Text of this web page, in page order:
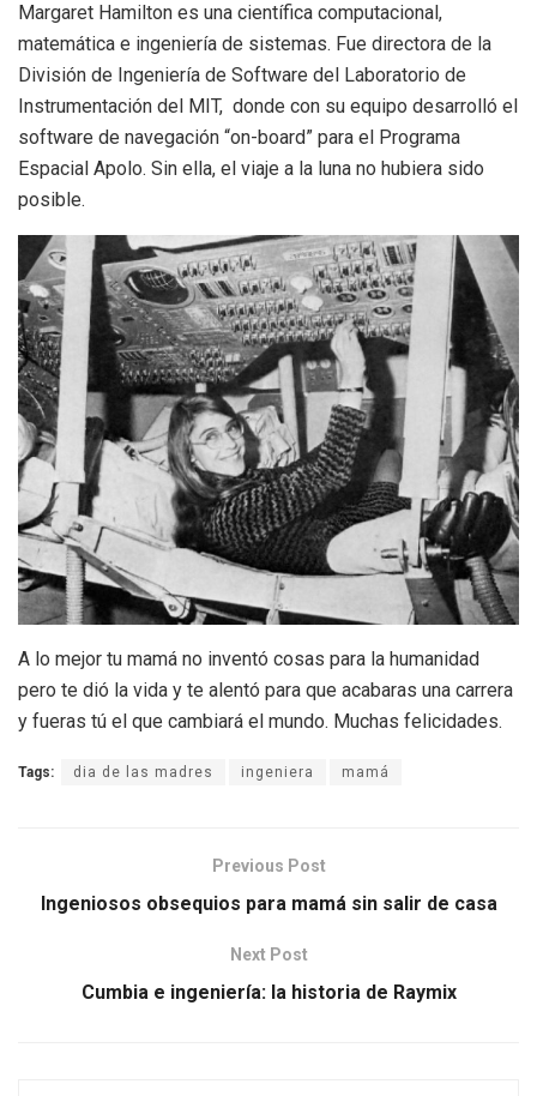
Margaret Hamilton es una científica computacional,
matemática e ingeniería de sistemas. Fue directora de la
División de Ingeniería de Software del Laboratorio de
Instrumentación del MIT, ​ donde con su equipo desarrolló el
software de navegación “on-board” para el Programa
Espacial Apolo. Sin ella, el viaje a la luna no hubiera sido
posible.
A lo mejor tu mamá no inventó cosas para la humanidad
pero te dió la vida y te alentó para que acabaras una carrera
y fueras tú el que cambiará el mundo. Muchas felicidades.
Tags: dia de las madres ingeniera mamá
Previous Post
Ingeniosos obsequios para mamá sin salir de casa
Next Post
Cumbia e ingeniería: la historia de Raymix